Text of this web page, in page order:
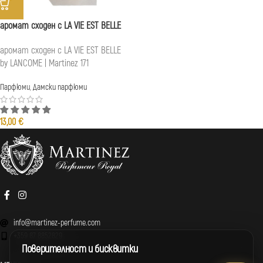
аромат сходен с LA VIE EST BELLE
аромат сходен с LA VIE EST BELLE
by LANCOME | Martinez 171
Парфюми,Дамски парфюми
13,00 €
info@martinez-perfume.com
Поверителност и бисквитки